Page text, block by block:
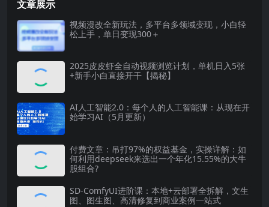
文章展示
视频漫改全新玩法，多平台多领域变现，小白轻
松上手，单日变现300＋
2025皮皮虾全自动视频浏览计划，单机日入5张
+新手小白直接开干【揭秘】
AI人工智能2.0：每个人的人工智能课：从现在开
始学习AI（5月更新）
付费文章：吊打97%的权益基金，实操详解：如
何利用deepseek来选出一个年化15.55%的大牛
股组合?
SD-ComfyUI进阶课：本地+云部署全拆解，文生
图、图生图、高清修复到商业案例一站式